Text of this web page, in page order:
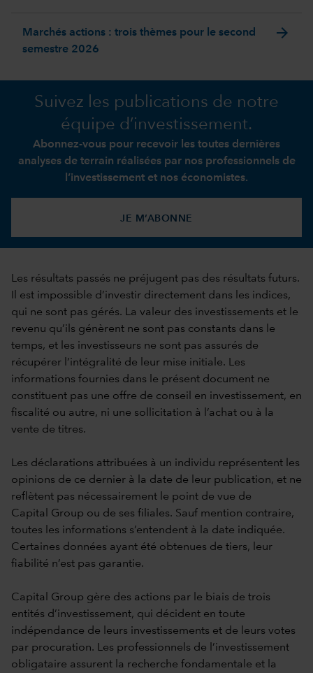
Marchés actions : trois thèmes pour le second
semestre 2026
arrow_forward
Suivez les publications de notre
équipe d’investissement.
Abonnez-vous pour recevoir les toutes dernières
analyses de terrain réalisées par nos professionnels de
l’investissement et nos économistes.
JE M’ABONNE
Les résultats passés ne préjugent pas des résultats futurs.
Il est impossible d’investir directement dans les indices,
qui ne sont pas gérés. La valeur des investissements et le
revenu qu’ils génèrent ne sont pas constants dans le
temps, et les investisseurs ne sont pas assurés de
récupérer l’intégralité de leur mise initiale. Les
informations fournies dans le présent document ne
constituent pas une offre de conseil en investissement, en
fiscalité ou autre, ni une sollicitation à l’achat ou à la
vente de titres.
Les déclarations attribuées à un individu représentent les
opinions de ce dernier à la date de leur publication, et ne
reflètent pas nécessairement le point de vue de
Capital Group ou de ses filiales. Sauf mention contraire,
toutes les informations s’entendent à la date indiquée.
Certaines données ayant été obtenues de tiers, leur
fiabilité n’est pas garantie.
Capital Group gère des actions par le biais de trois
entités d’investissement, qui décident en toute
indépendance de leurs investissements et de leurs votes
par procuration. Les professionnels de l’investissement
obligataire assurent la recherche fondamentale et la